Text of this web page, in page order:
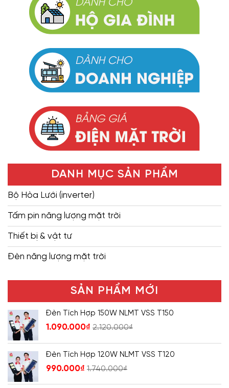
DANH MỤC SẢN PHẨM
Bộ Hòa Lưới (inverter)
Tấm pin năng lượng mặt trời
Thiết bị & vật tư
Đèn năng lượng mặt trời
SẢN PHẨM MỚI
Đèn Tích Hợp 150W NLMT VSS T150
1.090.000₫ 2.120.000₫
Đèn Tích Hợp 120W NLMT VSS T120
990.000₫ 1.740.000₫